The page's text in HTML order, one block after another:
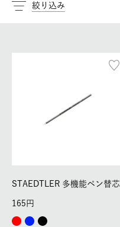
絞り込み
STAEDTLER 多機能ペン替芯
165